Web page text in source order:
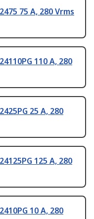
75 A, 280 Vrms
110 A, 280
25 A, 280
125 A, 280
10 A, 280